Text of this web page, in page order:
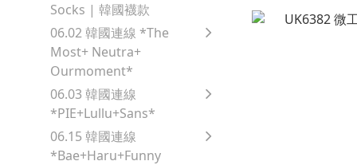
Socks | 韓國襪款
06.02 韓國連線 *The
Most+ Neutra+
Ourmoment*
06.03 韓國連線
*PIE+Lullu+Sans*
06.15 韓國連線
*Bae+Haru+Funny